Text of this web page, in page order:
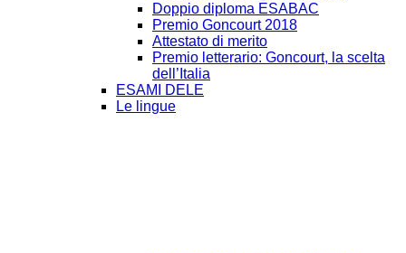
Doppio diploma ESABAC
Premio Goncourt 2018
Attestato di merito
Premio letterario: Goncourt, la scelta
dell’Italia
ESAMI DELE
Le lingue